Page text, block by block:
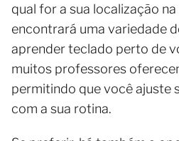
qual for a sua localização
encontrará uma variedade
aprender teclado perto de
muitos professores
permitindo que você ajuste
com a sua rotina.